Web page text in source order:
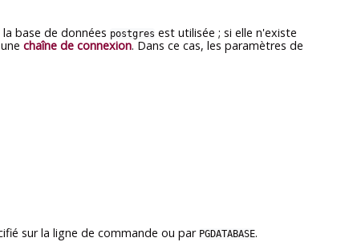
base de données postgres est utilisée ; si elle n'existe
chaîne de connexion. Dans ce cas, les paramètres de
sur la ligne de commande ou par PGDATABASE.